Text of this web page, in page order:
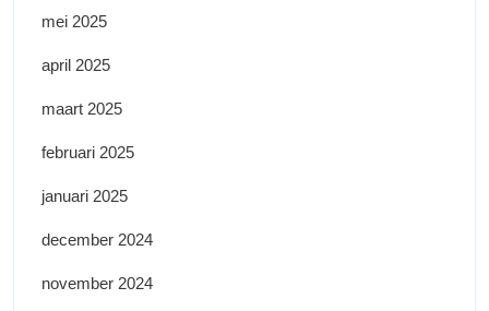
mei 2025
april 2025
maart 2025
februari 2025
januari 2025
december 2024
november 2024